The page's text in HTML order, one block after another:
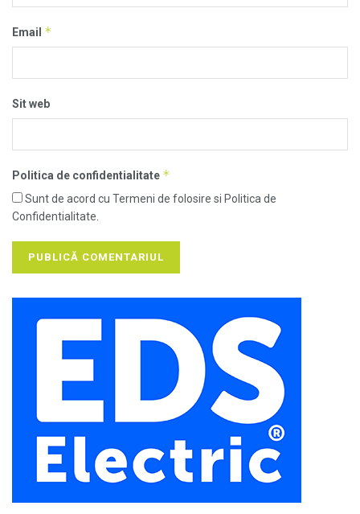
Email *
Sit web
Politica de confidentialitate *
Sunt de acord cu Termeni de folosire si Politica de
Confidentialitate.